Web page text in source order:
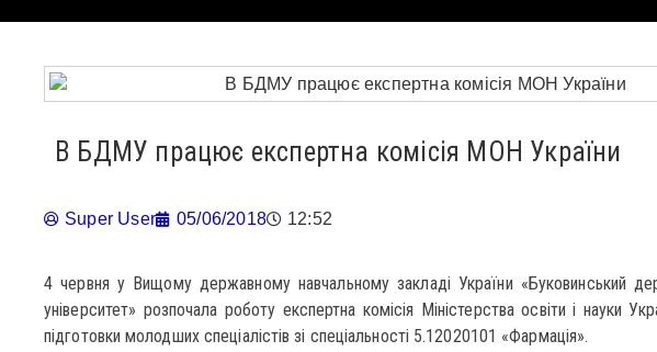
В БДМУ працює експертна комісія МОН України
Super User 05/06/2018 12:52
4 червня у Вищому державному навчальному закладі України «Буковинський
університет» розпочала роботу експертна комісія Міністерства освіти і науки
підготовки молодших спеціалістів зі спеціальності 5.12020101 «Фармація».